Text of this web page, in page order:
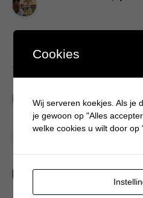
Kerstengel maken van
Cookies
Wij serveren koekjes. Als je
je gewoon op "Alles
welke cookies u wilt door op